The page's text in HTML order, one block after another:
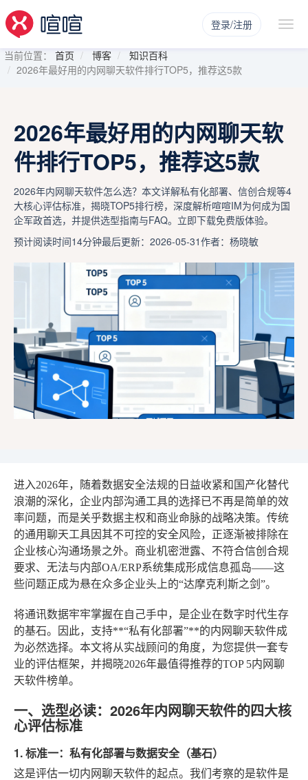
登录/注册
当前位置： 首页 博客
知识百科
2026年最好用的内网聊天软件排行TOP5，推荐这5款
2026年最好用的内网聊天软
件排行TOP5，推荐这5款
2026年内网聊天软件怎么选？本文详解私有化部署、信创合规等4
大核心评估标准，揭晓TOP5排行榜，深度解析喧喧IM为何成为国
企军政首选，并提供选型指南与FAQ。立即下载免费版体验。
预计阅读时间14分钟最后更新：2026-05-31作者：杨晓敏
进入2026年，随着数据安全法规的日益收紧和国产化替代
浪潮的深化，企业内部沟通工具的选择已不再是简单的效
率问题，而是关乎数据主权和商业命脉的战略决策。传统
的通用聊天工具因其不可控的安全风险，正逐渐被排除在
企业核心沟通场景之外。商业机密泄露、不符合信创合规
要求、无法与内部OA/ERP系统集成形成信息孤岛——这
些问题正成为悬在众多企业头上的“达摩克利斯之剑”。
将通讯数据牢牢掌握在自己手中，是企业在数字时代生存
的基石。因此，支持**“私有化部署”**的内网聊天软件成
为必然选择。本文将从实战顾问的角度，为您提供一套专
业的评估框架，并揭晓2026年最值得推荐的TOP 5内网聊
天软件榜单。
一、选型必读：2026年内网聊天软件的四大核
心评估标准
1. 标准一：私有化部署与数据安全（基石）
这是评估一切内网聊天软件的起点。我们考察的是软件是